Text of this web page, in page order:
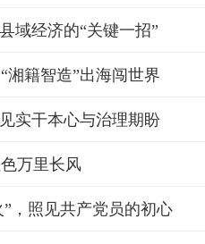
域经济的“关键一招”
湘籍智造”出海闯世界
实干本心与治理期盼
万里长风
，照见共产党员的初心